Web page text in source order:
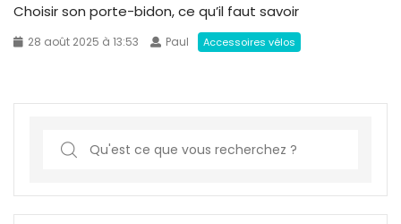
Choisir son porte-bidon, ce qu’il faut savoir
28 août 2025 à 13:53 Paul Accessoires vélos
r